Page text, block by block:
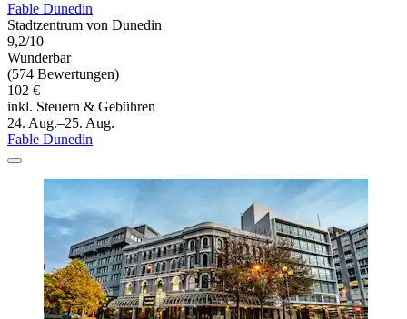
Fable Dunedin
Stadtzentrum von Dunedin
9,2/10
Wunderbar
(574 Bewertungen)
102 €
inkl. Steuern & Gebühren
24. Aug.–25. Aug.
Fable Dunedin